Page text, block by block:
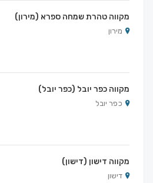
מקווה טהרת שמחה ספרא (מירון)
מירון
מקווה כפר יובל (כפר יובל)
כפר יובל
מקווה דישון (דישון)
דישון